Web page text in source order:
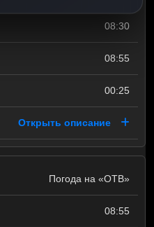
08:30
08:55
00:25
Открыть описание
Погода на «ОТВ»
08:55